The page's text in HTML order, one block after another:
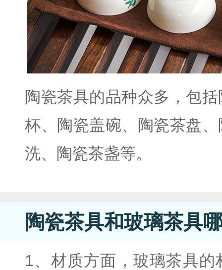
陶瓷茶具的品种众多，包
杯、陶瓷盖碗、陶瓷茶盘
洗、陶瓷茶盏等。
陶瓷茶具和玻璃茶具
1、材质方面，玻璃茶具的